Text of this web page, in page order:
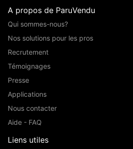
A propos de ParuVendu
Qui sommes-nous?
Nos solutions pour les pros
Recrutement
Témoignages
Presse
Applications
Nous contacter
Aide - FAQ
Liens utiles